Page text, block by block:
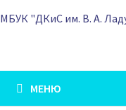
МБУК "ДКиС им. В. А.
МЕНЮ